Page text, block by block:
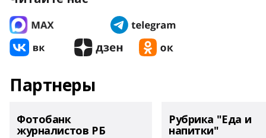
Партнеры
Фотобанк
журналистов РБ
Рубрика "Еда и
напитки"